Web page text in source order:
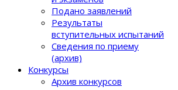
Подано заявлений
Результаты
вступительных испытаний
Сведения по приему
(архив)
Конкурсы
Архив конкурсов